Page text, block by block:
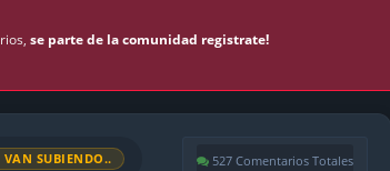
se parte de la comunidad registrate!
VAN SUBIENDO.. 527 Comentarios Totales